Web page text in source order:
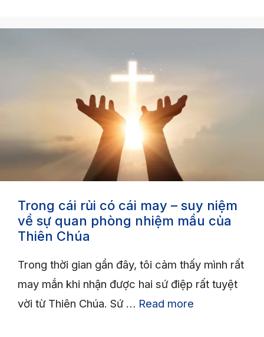
Trong cái rủi có cái may – suy niệm
về sự quan phòng nhiệm mầu của
Thiên Chúa
Trong thời gian gần đây, tôi cảm thấy mình rất
may mắn khi nhận được hai sứ điệp rất tuyệt
vời từ Thiên Chúa. Sứ … Read more